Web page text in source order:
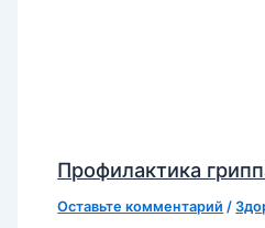
Профилактика
Оставьте комментарий /